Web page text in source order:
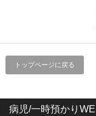
トップページに戻る